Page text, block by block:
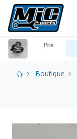
Prix
:
Boutique